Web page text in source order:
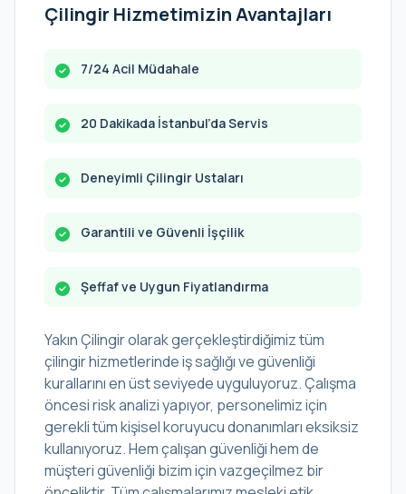
Çilingir Hizmetimizin Avantajları
7/24 Acil Müdahale
20 Dakikada İstanbul’da Servis
Deneyimli Çilingir Ustaları
Garantili ve Güvenli İşçilik
Şeffaf ve Uygun Fiyatlandırma
Yakın Çilingir olarak gerçekleştirdiğimiz tüm
çilingir hizmetlerinde iş sağlığı ve güvenliği
kurallarını en üst seviyede uyguluyoruz. Çalışma
öncesi risk analizi yapıyor, personelimiz için
gerekli tüm kişisel koruyucu donanımları eksiksiz
kullanıyoruz. Hem çalışan güvenliği hem de
müşteri güvenliği bizim için vazgeçilmez bir